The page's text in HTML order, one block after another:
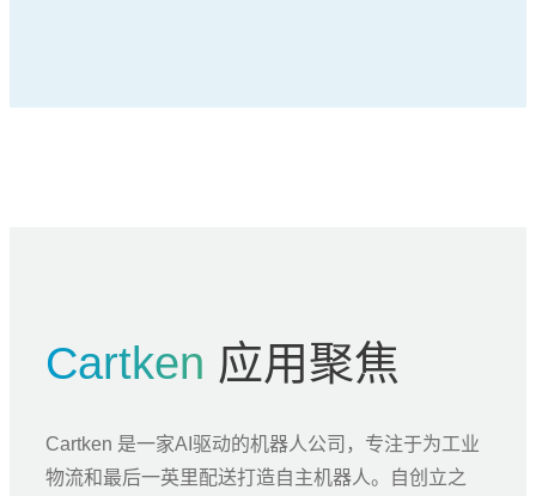
Cartken 应用聚焦
Cartken 是一家AI驱动的机器人公司，专注于为工业
物流和最后一英里配送打造自主机器人。自创立之